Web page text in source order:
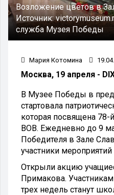
Возложение цветов в
Источник:
служба Музея Победы
Мария Котомина
Москва, 19 апреля -
В Музее Победы в
стартовала
которая посвящена
ВОВ. Ежедневно до 9
Победителя в Зале
участники
Открыли акцию
Примакова.
трех недель станут